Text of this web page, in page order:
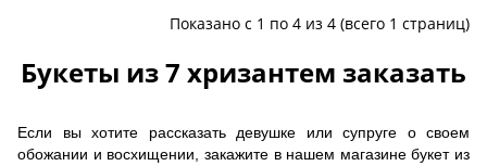
Показано с 1 по 4 из 4 (всего 1 страниц)
Букеты из 7 хризантем заказать
Если вы хотите рассказать девушке или супруге о своем
обожании и восхищении, закажите в нашем магазине букет из